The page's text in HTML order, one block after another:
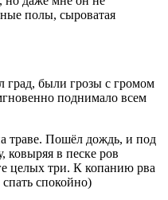
полы, сыроватая
град, были грозы с громом
поднимало всем
траве. Пошёл дождь, и под
в песке ров
целых три. К копанию рва
спокойно)